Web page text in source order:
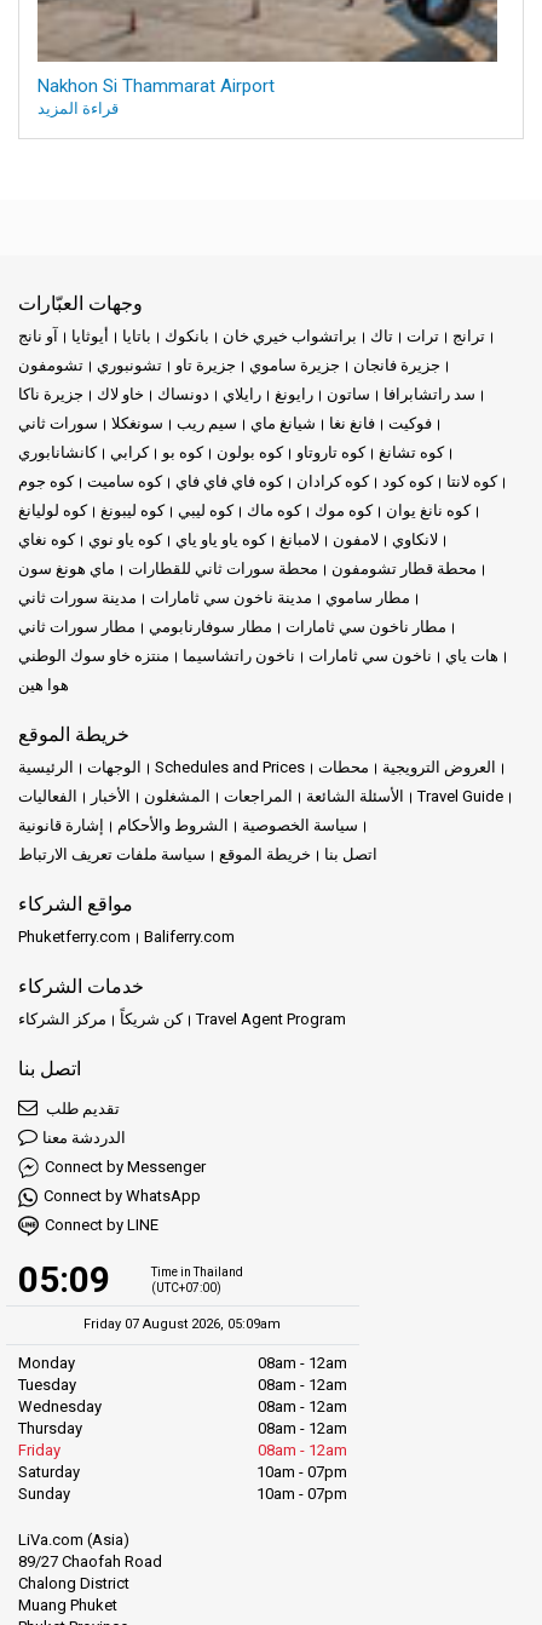
Nakhon Si Thammarat Airport
قراءة المزيد
وجهات العبّارات
آو نانج أيوثايا باتايا بانكوك براتشواب خيري خان تاك ترات
ترانج
تشومفون
تشونبوري جزيرة تاو جزيرة ساموي
جزيرة فانجان
جزيرة ناكا
خاو لاك دونساك رايلاي رايونغ ساتون
سد راتشابرافا
سورات ثاني
سونغكلا سيم ريب شيانغ ماي فانغ نغا
فوكيت
كانشانابوري
كرابي كوه بو كوه بولون كوه تاروتاو
كوه تشانغ
كوه جوم
كوه ساميت كوه فاي فاي فاي كوه كرادان كوه كود
كوه لانتا
كوه لوليانغ
كوه ليبونغ كوه ليبي كوه ماك كوه موك
كوه نانغ يوان
كوه نغاي
كوه ياو نوي كوه ياو ياو ياي لامبانغ لامفون
لانكاوي
ماي هونغ سون
محطة سورات ثاني للقطارات
محطة قطار تشومفون
مدينة سورات ثاني
مدينة ناخون سي ثامارات
مطار ساموي
مطار سورات ثاني
مطار سوفارنابومي
مطار ناخون سي ثامارات
منتزه خاو سوك الوطني
ناخون راتشاسيما ناخون سي ثامارات
هات ياي
هوا هين
خريطة الموقع
الرئيسية الوجهات Schedules and Prices محطات
العروض الترويجية
الفعاليات
الأخبار المشغلون المراجعات الأسئلة الشائعة
Travel Guide
إشارة قانونية
الشروط والأحكام
سياسة الخصوصية
سياسة ملفات تعريف الارتباط
خريطة الموقع اتصل بنا
مواقع الشركاء
Phuketferry.com Baliferry.com
خدمات الشركاء
مركز الشركاء كن شريكاً Travel Agent Program
اتصل بنا
تقديم طلب
الدردشة معنا
Connect by Messenger
Connect by WhatsApp
Connect by LINE
05:09
Time in Thailand
(UTC+07:00)
Friday 07 August 2026, 05:09am
Monday
08am - 12am
Tuesday
08am - 12am
Wednesday
08am - 12am
Thursday
08am - 12am
Friday
08am - 12am
Saturday
10am - 07pm
Sunday
10am - 07pm
LiVa.com (Asia)
89/27 Chaofah Road
Chalong District
Muang Phuket